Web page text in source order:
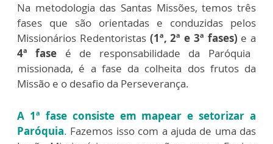
Na metodologia das Santas Missões, temos três
fases que são orientadas e conduzidas pelos
Missionários Redentoristas (1ª, 2ª e 3ª fases) e a
4ª fase é de responsabilidade da Paróquia
missionada, é a fase da colheita dos frutos da
Missão e o desafio da Perseverança.
A 1ª fase consiste em mapear e setorizar a
Paróquia. Fazemos isso com a ajuda de uma das